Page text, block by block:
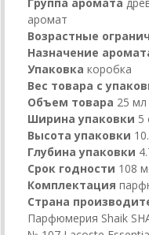
аромат
Возрастные
Назначение
Упаковка коробка
Вес товара с
Объем товара 25 мл
Ширина упаковки 5
Высота упаковки
Глубина упаковки
Срок годности 108
Комплектация
Страна
Парфюмерия Shaik